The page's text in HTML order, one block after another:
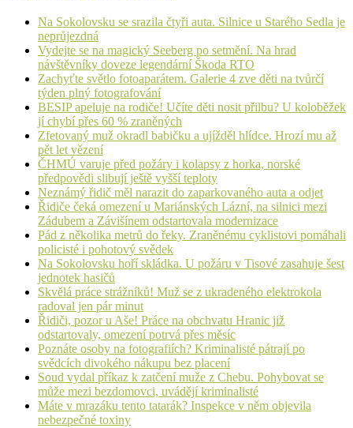
Na Sokolovsku se srazila čtyři auta. Silnice u Starého Sedla je
neprůjezdná
Vydejte se na magický Seeberg po setmění. Na hrad
návštěvníky doveze legendární Škoda RTO
Zachyťte světlo fotoaparátem. Galerie 4 zve děti na tvůrčí
týden plný fotografování
BESIP apeluje na rodiče! Učíte děti nosit přilbu? U koloběžek
jí chybí přes 60 % zraněných
Zfetovaný muž okradl babičku a ujížděl hlídce. Hrozí mu až
pět let vězení
ČHMÚ varuje před požáry i kolapsy z horka, norské
předpovědi slibují ještě vyšší teploty
Neznámý řidič měl narazit do zaparkovaného auta a odjet
Řidiče čeká omezení u Mariánských Lázní, na silnici mezi
Zádubem a Závišínem odstartovala modernizace
Pád z několika metrů do řeky. Zraněnému cyklistovi pomáhali
policisté i pohotový svědek
Na Sokolovsku hoří skládka. U požáru v Tisové zasahuje šest
jednotek hasičů
Skvělá práce strážníků! Muž se z ukradeného elektrokola
radoval jen pár minut
Řidiči, pozor u Aše! Práce na obchvatu Hranic již
odstartovaly, omezení potrvá přes měsíc
Poznáte osoby na fotografiích? Kriminalisté pátrají po
svědcích divokého nákupu bez placení
Soud vydal příkaz k zatčení muže z Chebu. Pohybovat se
může mezi bezdomovci, uvádějí kriminalisté
Máte v mrazáku tento tatarák? Inspekce v něm objevila
nebezpečné toxiny